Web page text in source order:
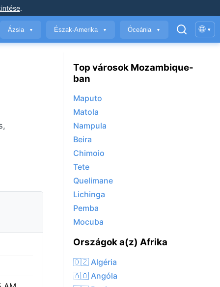
.
Ázsia ▼ Észak-Amerika ▼ Óceánia ▼ 🌐 ▾
Top városok Mozambique-
ban
Maputo
Matola
Nampula
Beira
Chimoio
Tete
Quelimane
Lichinga
Pemba
Mocuba
Országok a(z) Afrika
🇩🇿 Algéria
🇦🇴 Angóla